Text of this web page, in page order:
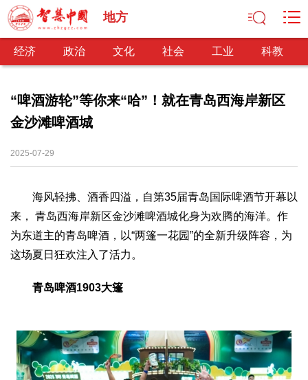
地方
经济 政治 文化 社会 工业 科教
经济
经济观察
经济转型
供给侧改革
政治
深化改革 依法治国 司法公正 民主政治
观察思考
网文推荐
中华文化 核心价值 文化产业
社会
社会治理 社会保障 城乡发展 民生建设
“啤酒游轮”等你来“哈”！就在青岛西海岸新区
金沙滩啤酒城
2025-07-29
海风轻拂、酒香四溢，自第35届青岛国际啤酒节开幕以
来， 青岛西海岸新区金沙滩啤酒城化身为欢腾的海洋。作
为东道主的青岛啤酒，以“两篷一花园”的全新升级阵容，为
这场夏日狂欢注入了活力。
青岛啤酒1903大篷